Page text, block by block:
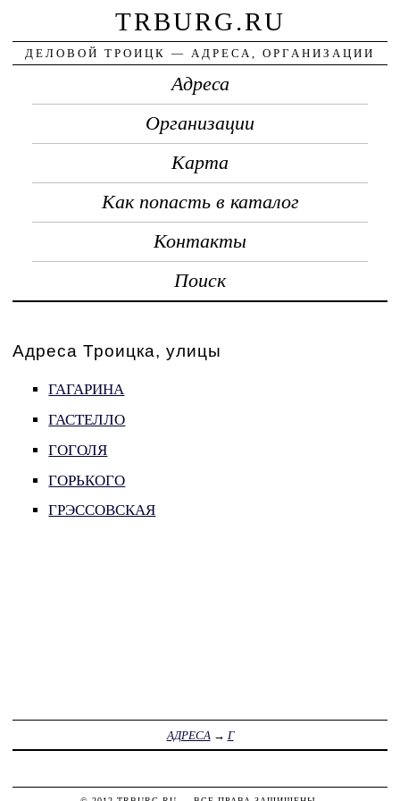
TRBURG.RU
ДЕЛОВОЙ ТРОИЦК — АДРЕСА, ОРГАНИЗАЦИИ
Адреса
Организации
Карта
Как попасть в каталог
Контакты
Поиск
Адреса Троицка, улицы
ГАГАРИНА
ГАСТЕЛЛО
ГОГОЛЯ
ГОРЬКОГО
ГРЭССОВСКАЯ
АДРЕСА → Г